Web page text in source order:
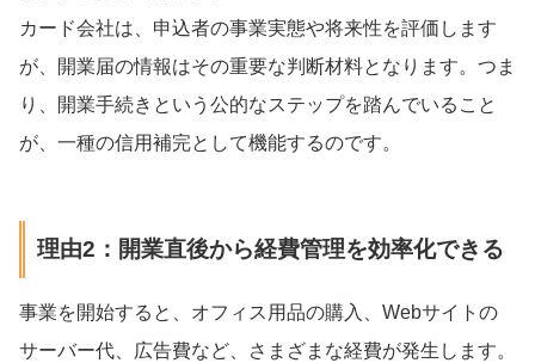
カード会社は、申込者の事業実態や将来性を評価します
が、開業届の情報はその重要な判断材料となります。つま
り、開業手続きという公的なステップを踏んでいること
が、一種の信用補完として機能するのです。
理由2：開業直後から経費管理を効率化できる
事業を開始すると、オフィス用品の購入、Webサイトの
サーバー代、広告費など、さまざまな経費が発生します。